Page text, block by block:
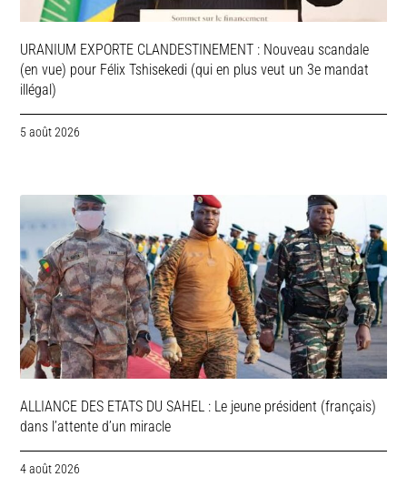
URANIUM EXPORTE CLANDESTINEMENT : Nouveau scandale
(en vue) pour Félix Tshisekedi (qui en plus veut un 3e mandat
illégal)
5 août 2026
ALLIANCE DES ETATS DU SAHEL : Le jeune président (français)
dans l’attente d’un miracle
4 août 2026